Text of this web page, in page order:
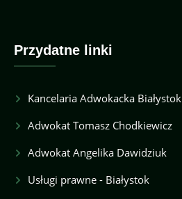
Przydatne linki
Kancelaria Adwokacka Białystok
Adwokat Tomasz Chodkiewicz
Adwokat Angelika Dawidziuk
Usługi prawne - Białystok